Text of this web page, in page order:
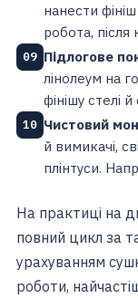
нанести
робота, після
09 Підлогове
лінолеум на
фінішу стелі
10 Чистовий
й вимикачі,
плінтуси.
На практиці на
повний цикл за
урахуванням
роботи,